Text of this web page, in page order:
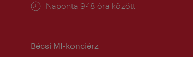
Nyitva
Naponta 9-18 óra között
Bécsi MI-konciérz